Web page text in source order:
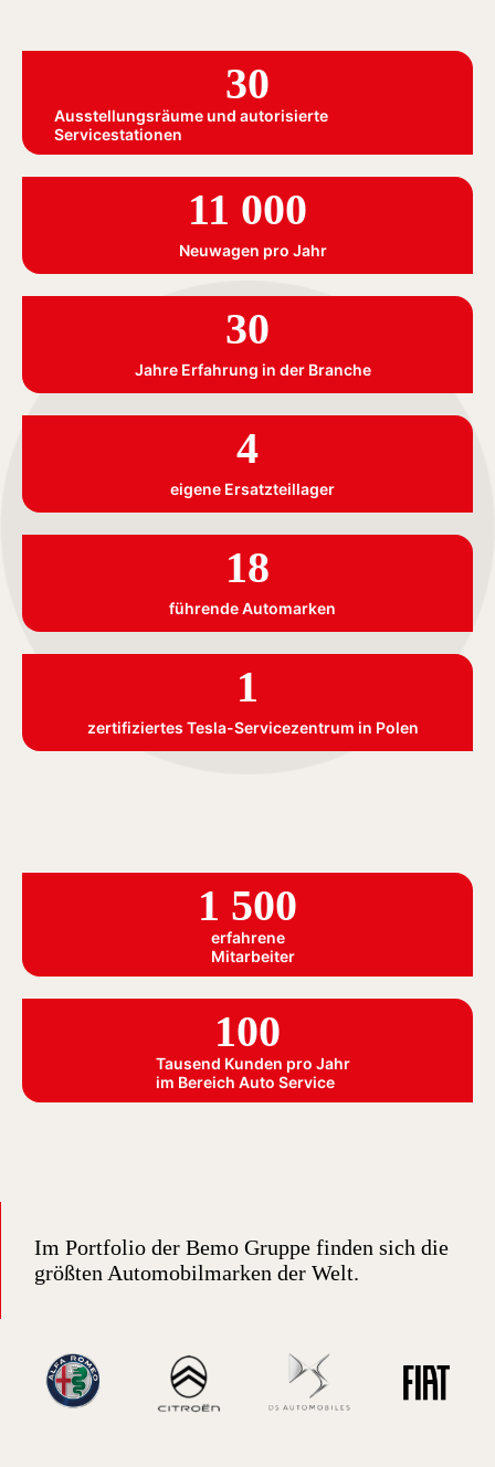
Ausstellungsräume und autorisierte
Servicestationen
30
Neuwagen pro Jahr
11 000
Jahre Erfahrung in der Branche
30
eigene Ersatzteillager
4
führende Automarken
18
zertifiziertes Tesla-Servicezentrum in Polen
1
erfahrene
Mitarbeiter
1 500
Tausend Kunden pro Jahr
im Bereich Auto Service
100
Im Portfolio der Bemo Gruppe finden sich die
größten Automobilmarken der Welt.